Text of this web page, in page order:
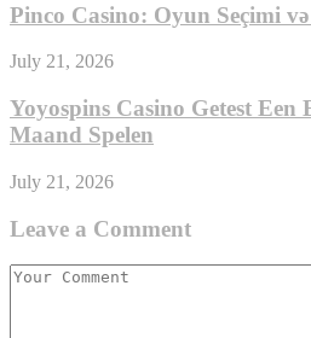
Pinco Casino: Oyun Seçimi
July 21, 2026
Yoyospins Casino Getest
Maand Spelen
July 21, 2026
Leave a Comment